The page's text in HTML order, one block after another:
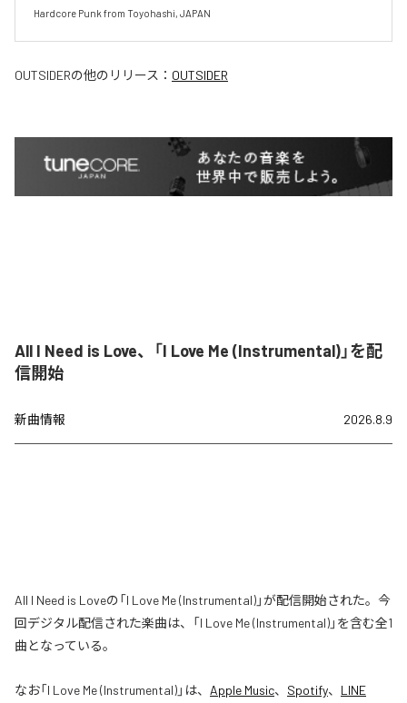
Hardcore Punk from Toyohashi, JAPAN
OUTSIDERの他のリリース： OUTSIDER
All I Need is Love、「I Love Me (Instrumental)」を配
信開始
新曲情報 2026.8.9
All I Need is Loveの「I Love Me (Instrumental)」が配信開始された。今
回デジタル配信された楽曲は、「I Love Me (Instrumental)」を含む全1
曲となっている。
なお「I Love Me (Instrumental)」は、 Apple Music、 Spotify、 LINE